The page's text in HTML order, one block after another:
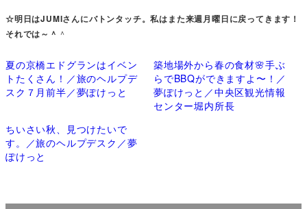
☆明日はJUMIさんにバトンタッチ。私はまた来週月曜日に戻ってきます！
それでは～＾ ＾
夏の京橋エドグランはイベン
トたくさん！／旅のヘルプデ
スク７月前半／夢ぽけっと
築地場外から春の食材🌸手ぶ
らでBBQができますよ〜！／
夢ぽけっと／中央区観光情報
センター堀内所長
ちいさい秋、見つけたいで
す。／旅のヘルプデスク／夢
ぽけっと